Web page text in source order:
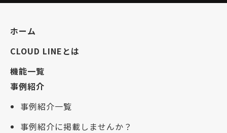
ホーム
CLOUD LINEとは
機能一覧
事例紹介
事例紹介一覧
事例紹介に掲載しませんか？